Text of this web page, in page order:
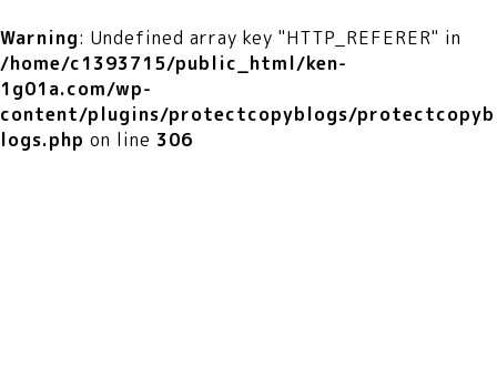
Warning: Undefined array key "HTTP_REFERER" in
/home/c1393715/public_html/ken-
1g01a.com/wp-
content/plugins/protectcopyblogs/protectcopyb
logs.php on line 306